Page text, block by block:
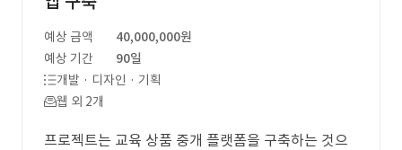
예상 금액
40,000,000원
예상 기간
90일
개발 · 디자인 · 기획
웹 외 2개
프로젝트는 교육 상품 중개 플랫폼을 구축하는 것으